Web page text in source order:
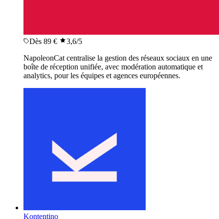
Dès 89 € 3,6/5
NapoleonCat centralise la gestion des réseaux sociaux en une
boîte de réception unifiée, avec modération automatique et
analytics, pour les équipes et agences européennes.
Kontentino